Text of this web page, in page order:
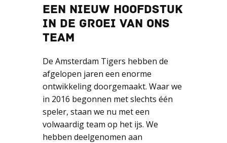
EEN NIEUW HOOFDSTUK
IN DE GROEI VAN ONS
TEAM
De Amsterdam Tigers hebben de
afgelopen jaren een enorme
ontwikkeling doorgemaakt. Waar we
in 2016 begonnen met slechts één
speler, staan we nu met een
volwaardig team op het ijs. We
hebben deelgenomen aan